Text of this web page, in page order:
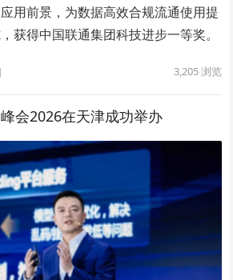
用前景，为数据高效合规流通使用提
获得中国联通集团科技进步一等奖。
3,205浏览
会2026在天津成功举办